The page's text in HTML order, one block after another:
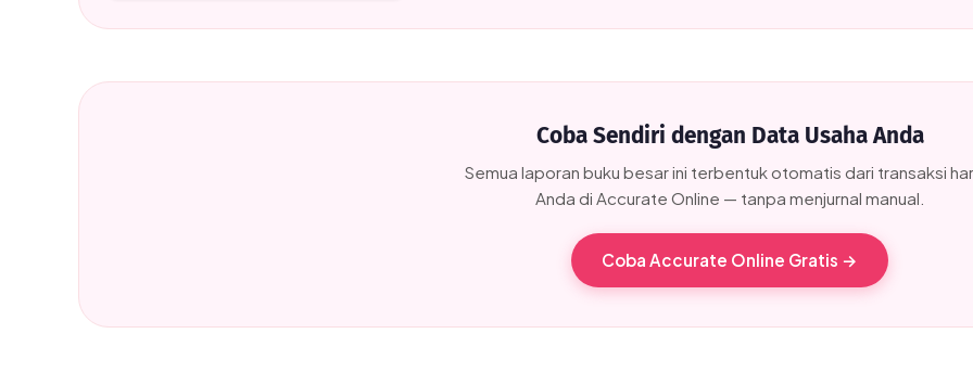
Coba Sendiri dengan Data Usaha Anda
Semua laporan buku besar ini terbentuk otomatis dari transaksi
Anda di Accurate Online — tanpa menjurnal manual.
Coba Accurate Online Gratis →